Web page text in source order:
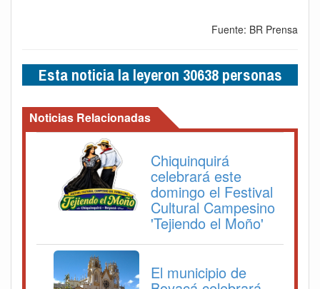
Fuente: BR Prensa
Esta noticia la leyeron 30638 personas
Noticias Relacionadas
Chiquinquirá
celebrará este
domingo el Festival
Cultural Campesino
'Tejiendo el Moño'
El municipio de